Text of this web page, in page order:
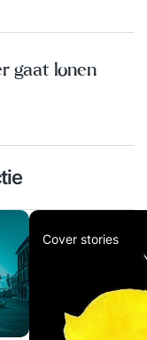
gaat lonen
Cover stories